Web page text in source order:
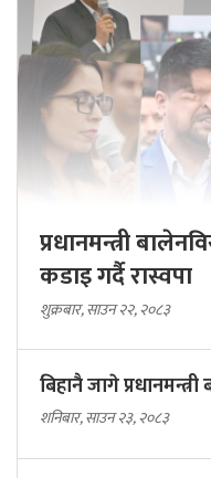
प्रधानमन्त्री
कडाइ गर्दै रास्वपा
शुक्रबार, साउन २२, २०८३
बिहानै जागे
शनिबार, साउन २३, २०८३